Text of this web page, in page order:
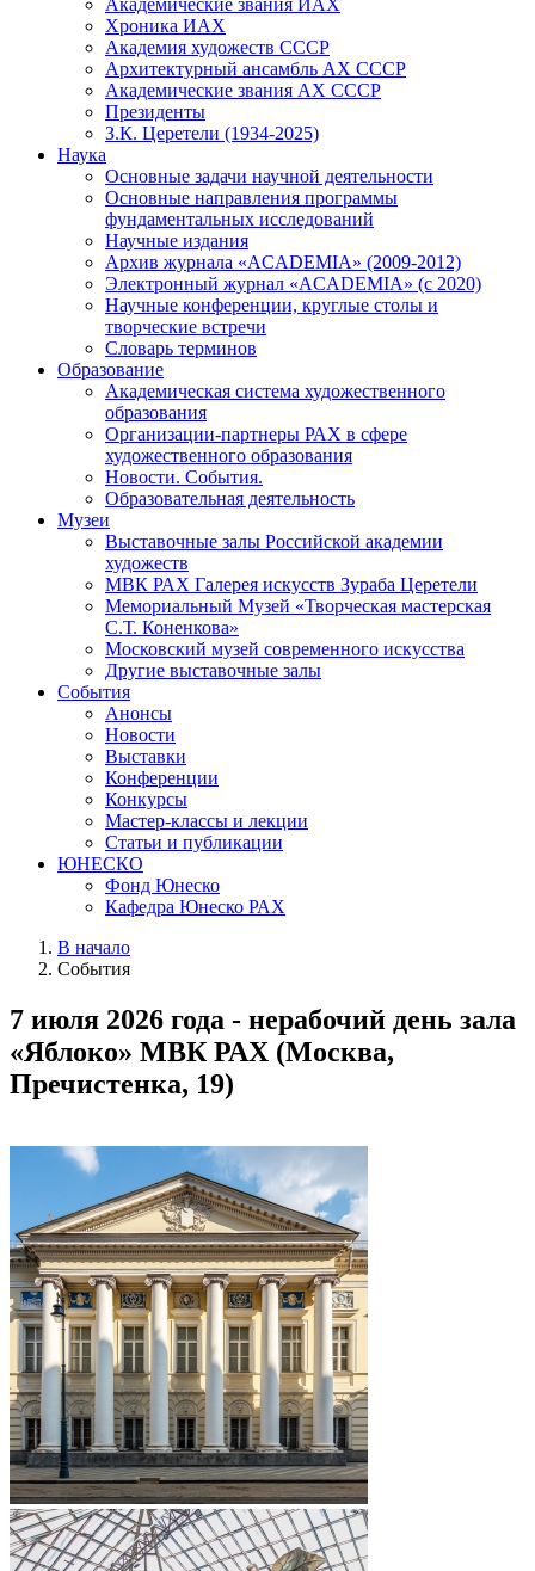
Хроника ИАХ
Академия художеств СССР
Архитектурный ансамбль АХ СССР
Академические звания АХ СССР
Президенты
З.К. Церетели (1934-2025)
Наука
Основные задачи научной деятельности
Основные направления программы
фундаментальных исследований
Научные издания
Архив журнала «ACADEMIA» (2009-2012)
Электронный журнал «ACADEMIA» (с 2020)
Научные конференции, круглые столы и
творческие встречи
Словарь терминов
Образование
Академическая система художественного
образования
Организации-партнеры РАХ в сфере
художественного образования
Новости. События.
Образовательная деятельность
Музеи
Выставочные залы Российской академии
художеств
МВК РАХ Галерея искусств Зураба Церетели
Мемориальный Музей «Творческая мастерская
С.Т. Коненкова»
Московский музей современного искусства
Другие выставочные залы
События
Анонсы
Новости
Выставки
Конференции
Конкурсы
Мастер-классы и лекции
Статьи и публикации
ЮНЕСКО
Фонд Юнеско
Кафедра Юнеско РАХ
В начало
События
7 июля 2026 года - нерабочий день зала
«Яблоко» МВК РАХ (Москва,
Пречистенка, 19)